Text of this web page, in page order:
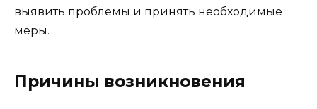
выявить проблемы и принять необходимые
меры.
Причины возникновения